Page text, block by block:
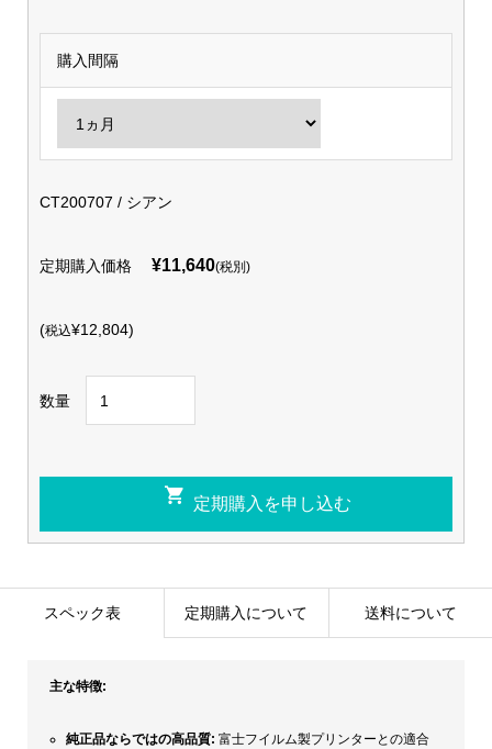
購入間隔
CT200707 / シアン
定期購入価格 ¥11,640(税別)
(税込¥12,804)
数量
スペック表 定期購入について 送料について
主な特徴:
純正品ならではの高品質: 富士フイルム製プリンターとの適合